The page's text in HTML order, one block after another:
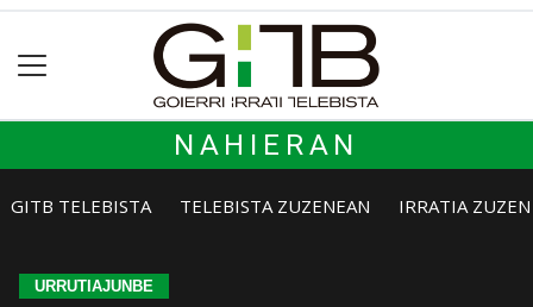
NAHIERAN
GITB TELEBISTA TELEBISTA ZUZENEAN IRRATIA
URRUTIAJUNBE